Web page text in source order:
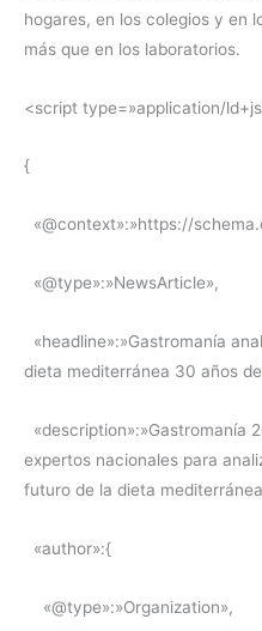
hogares, en los colegios y en
más que en los laboratorios.
<script type=»application/
{
«@context»:»https://
«@type»:»NewsArticle»,
«headline»:»Gastromanía
dieta mediterránea 30 años
«description»:»Gastromanía
expertos nacionales para
futuro de la dieta
«author»:{
«@type»:»Organization»,